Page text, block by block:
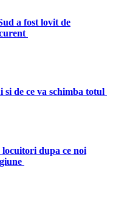
a fost lovit de
de ce va schimba totul
locuitori dupa ce noi